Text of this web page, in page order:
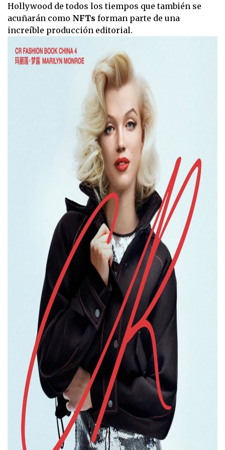
Hollywood de todos los tiempos que también se
acuñarán como NFTs forman parte de una
increíble producción editorial.